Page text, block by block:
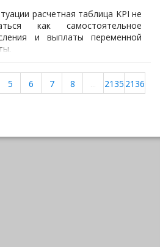
расчетная таблица KPI не
как самостоятельное
и выплаты переменной
5 6 7 8 2135 2136